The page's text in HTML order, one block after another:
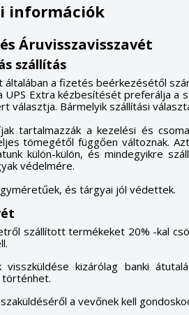
információk
Áruvisszavisszavét
szállítás
általában a fizetés beérkezésétől
UPS Extra kézbesítését preferálja a
választja. Bármelyik szállítási
tartalmazzák a kezelési és
tömegétől függően változnak.
külön-külön, és mindegyikre
védelmére.
és tárgyai jól védettek.
szállított termékeket 20% -kal
visszküldése kizárólag banki
történhet.
a vevőnek kell